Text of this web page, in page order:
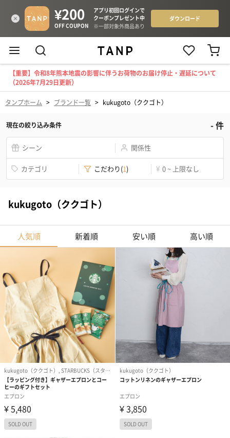
【重要】令和8年熊本地震の影響に伴うお荷物のお届け停止・遅延について
（2026年7月29日更新）
タンプホーム > ブランド一覧 > kukugoto（ククゴト）
現在の絞り込み条件 -件
シーン 関係性
カテゴリ こだわり(1) ¥ 0 ~ 上限なし
kukugoto（ククゴト）
人気順 新着順 安い順 高い順